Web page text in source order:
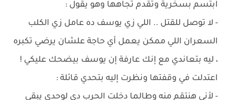
ابتسم بسخرية وتقدم تجاهها وهو يقول :
- لا توصل للقتل .. اللي زي يوسف ده عامل زي الكلب
السعران اللي ممكن يعمل أي حاجة علشان يرضي تكبره
، ليه بتعاندي مع إنك عارفة إن يوسف بيضحك عليكي !
اعتدلت في وقفتها ونظرت إليه بتحدي قائلة :
- لأني هنتقم منه وطالما دخلت الحرب دي لوحدي يبقى